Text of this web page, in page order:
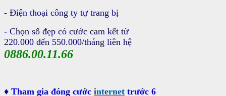
- Điện thoại công ty tự trang bị
- Chọn số đẹp có cước cam kết từ
220.000 đến 550.000/tháng liên hệ
0886.00.11.66
♦ Tham gia đóng cước internet trước 6